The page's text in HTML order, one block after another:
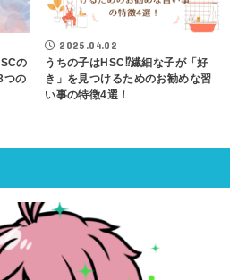
の
つの
2025.04.02
うちの子はHSC⁉繊細な子が「好
き」を見つけるためのお勧めな習
い事の特徴4選！